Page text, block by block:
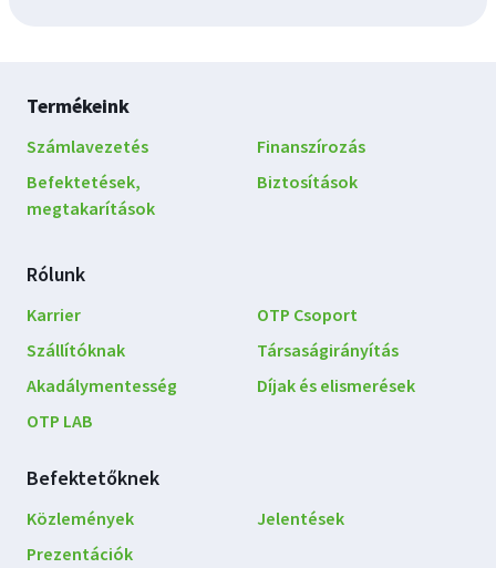
Lábléc
navigáció
Termékeink
Számlavezetés
Finanszírozás
Befektetések,
megtakarítások
Biztosítások
Rólunk
Karrier
Szállítóknak
Akadálymentesség
OTP LAB
OTP Csoport
Társaságirányítás
Díjak és elismerések
Befektetőknek
Közlemények
Jelentések
Prezentációk